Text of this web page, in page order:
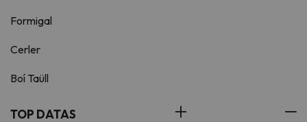
Formigal
Cerler
Boí Taüll
TOP DATAS